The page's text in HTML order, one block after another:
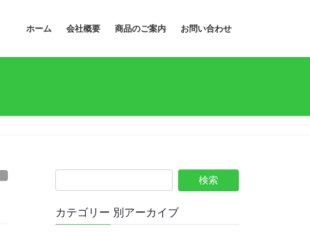
ホーム 会社概要 商品のご案内 お問い合わせ
カテゴリー 別アーカイブ